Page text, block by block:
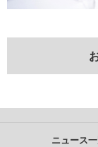
ニュース